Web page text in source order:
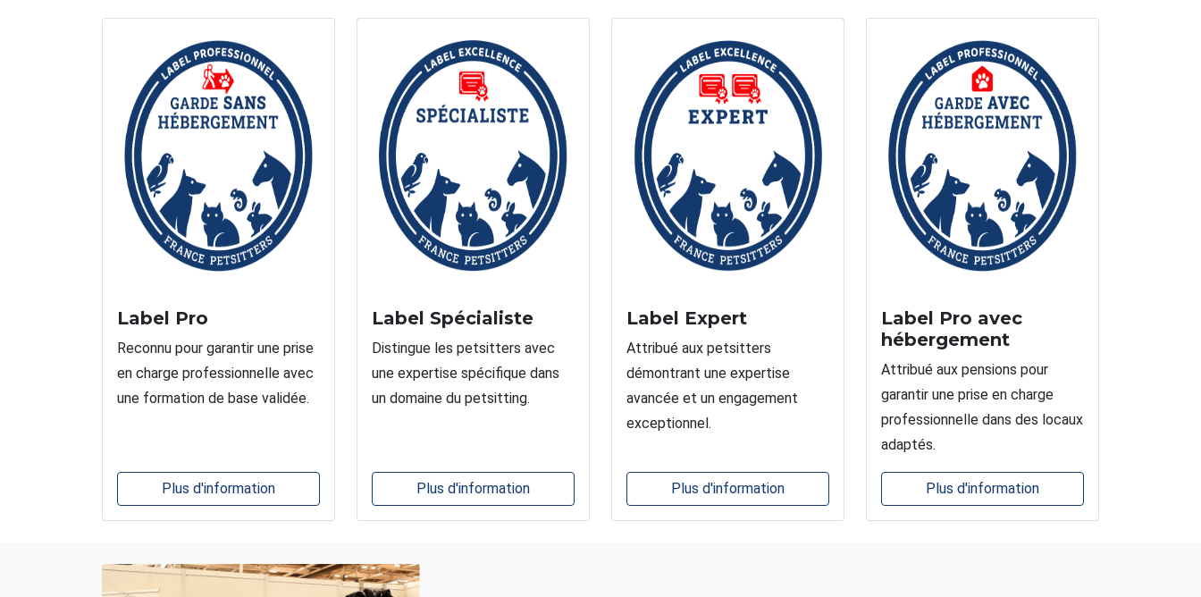
Label Pro
Reconnu pour garantir une prise
en charge professionnelle avec
une formation de base validée.
Plus d'information
Label Spécialiste
Distingue les petsitters avec
une expertise spécifique dans
un domaine du petsitting.
Plus d'information
Label Expert
Attribué aux petsitters
démontrant une expertise
avancée et un engagement
exceptionnel.
Plus d'information
Label Pro avec
hébergement
Attribué aux pensions pour
garantir une prise en charge
professionnelle dans des locaux
adaptés.
Plus d'information